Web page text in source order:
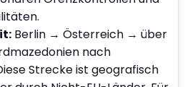
Berlin → Österreich → über
nach
Strecke ist geografisch